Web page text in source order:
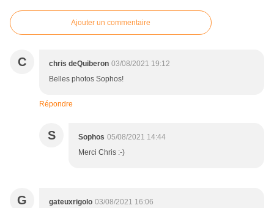
Ajouter un commentaire
C chris deQuiberon 03/08/2021 19:12
Belles photos Sophos!
Répondre
S Sophos 05/08/2021 14:44
Merci Chris :-)
G gateuxrigolo 03/08/2021 16:06